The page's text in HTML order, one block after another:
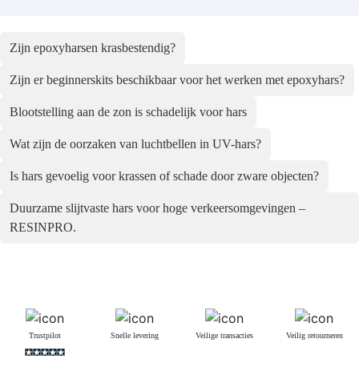
Zijn epoxyharsen krasbestendig?
Zijn er beginnerskits beschikbaar voor het werken met epoxyhars?
Blootstelling aan de zon is schadelijk voor hars
Wat zijn de oorzaken van luchtbellen in UV-hars?
Is hars gevoelig voor krassen of schade door zware objecten?
Duurzame slijtvaste hars voor hoge verkeersomgevingen –
RESINPRO.
Trustpilot Snelle levering Veilige transacties Veilig retourneren